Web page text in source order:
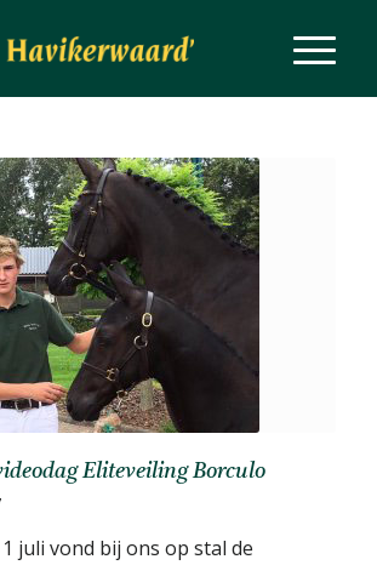
Eliteveiling Borculo
juli vond bij ons op stal de